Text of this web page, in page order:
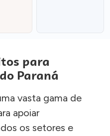
para
Paraná
vasta gama de
apoiar
os setores e